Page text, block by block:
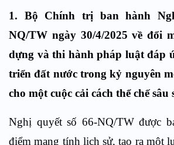
1. Bộ Chính trị ban hành
NQ/TW ngày 30/4/2025 về đổi
dựng và thi hành pháp luật đáp
triển đất nước trong kỷ nguyên
cho một cuộc cải cách thể chế sâu
Nghị quyết số 66-NQ/TW được
điểm mang tính lịch sử, tạo ra một